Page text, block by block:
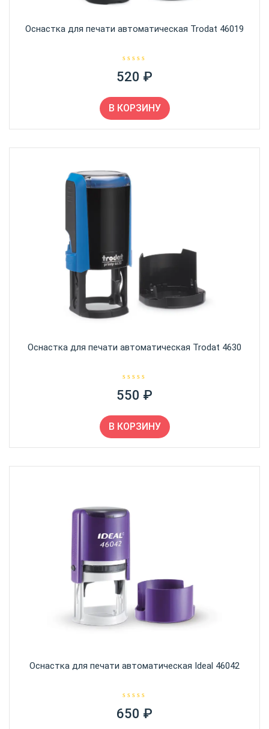
Оснастка для печати автоматическая Trodat 46019
ц
е
к
а
0
и
520 ₽
В КОРЗИНУ
Оснастка для печати автоматическая Trodat 4630
ц
е
к
а
0
и
550 ₽
В КОРЗИНУ
Оснастка для печати автоматическая Ideal 46042
ц
е
650 ₽